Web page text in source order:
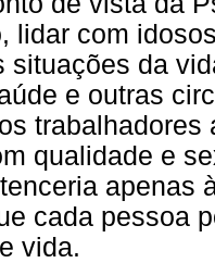
lidar com
situações da
e outras
qualidade e
apenas
cada pessoa
vida.